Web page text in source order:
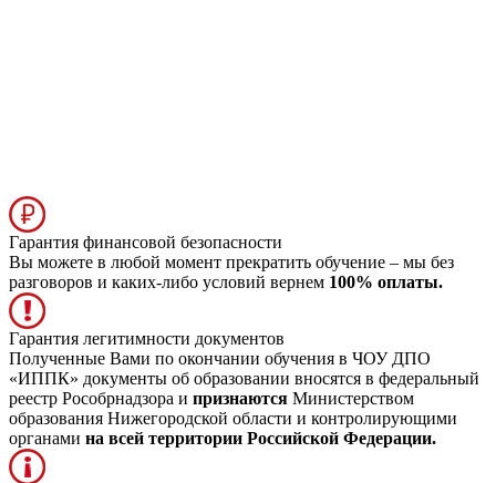
Гарантия финансовой безопасности
Вы можете в любой момент прекратить обучение – мы без
разговоров и каких-либо условий вернем 100% оплаты.
Гарантия легитимности документов
Полученные Вами по окончании обучения в ЧОУ ДПО
«ИППК» документы об образовании вносятся в федеральный
реестр Рособрнадзора и признаются Министерством
образования Нижегородской области и контролирующими
органами на всей территории Российской Федерации.